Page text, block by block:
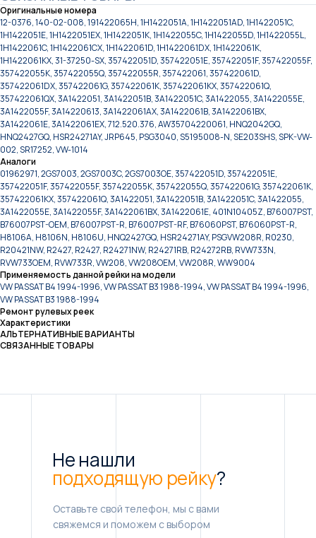
Оригинальные номера
12-0376, 140-02-008, 191422065H, 1H1422051A, 1H1422051AD, 1H1422051C,
1H1422051E, 1H1422051EX, 1H1422051K, 1H1422055C, 1H1422055D, 1H1422055L,
1H1422061C, 1H1422061CX, 1H1422061D, 1H1422061DX, 1H1422061K,
1H1422061KX, 31-37250-SX, 357422051D, 357422051E, 357422051F, 357422055F,
357422055K, 357422055Q, 357422055R, 357422061, 357422061D,
357422061DX, 357422061G, 357422061K, 357422061KX, 357422061Q,
357422061QX, 3A1422051, 3A1422051B, 3A1422051C, 3A1422055, 3A1422055E,
3A1422055F, 3A14220613, 3A1422061AX, 3A1422061B, 3A1422061BX,
3A1422061E, 3A1422061EX, 712.520.376, AW35704220061, HNQ2042GQ,
HNQ2427GQ, HSR24271AY, JRP645, PSG3040, S5195008-N, SE203SHS, SPK-VW-
002, SR17252, VW-1014
Аналоги
01962971, 2GS7003, 2GS7003C, 2GS7003OE, 357422051D, 357422051E,
357422051F, 357422055F, 357422055K, 357422055Q, 357422061G, 357422061K,
357422061KX, 357422061Q, 3A1422051, 3A1422051B, 3A1422051C, 3A1422055,
3A1422055E, 3A1422055F, 3A1422061BX, 3A1422061E, 401N10405Z, B76007PST,
B76007PST-OEM, B76007PST-R, B76007PST-RF, B76060PST, B76060PST-R,
H8106A, H8106N, H8106U, HNQ2427GQ, HSR24271AY, PSGVW208R, R0230,
R20421NW, R2427, R2427, R24271NW, R24271RB, R24272RB, RVW733N,
RVW733OEM, RVW733R, VW208, VW208OEM, VW208R, WW9004
Применяемость данной рейки на модели
VW PASSAT B4 1994-1996, VW PASSAT B3 1988-1994, VW PASSAT B4 1994-1996,
VW PASSAT B3 1988-1994
Ремонт рулевых реек
Характеристики
АЛЬТЕРНАТИВНЫЕ ВАРИАНТЫ
СВЯЗАННЫЕ ТОВАРЫ
Не нашли
подходящую рейку?
Оставьте свой телефон, мы с вами
свяжемся и поможем с выбором